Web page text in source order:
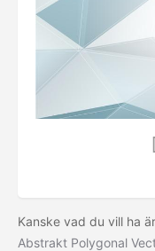
Kanske vad du vill ha
Abstrakt Polygonal